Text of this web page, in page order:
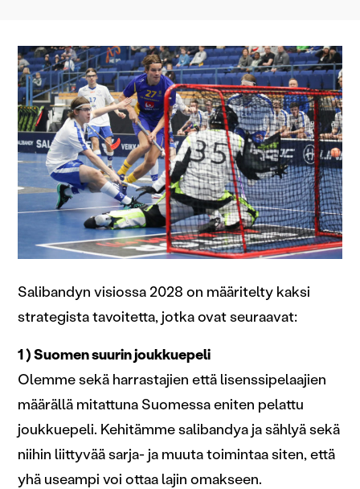
Salibandyn visiossa 2028 on määritelty kaksi
strategista tavoitetta, jotka ovat seuraavat:
1 ) Suomen suurin joukkuepeli
Olemme sekä harrastajien että lisenssipelaajien
määrällä mitattuna Suomessa eniten pelattu
joukkuepeli. Kehitämme salibandya ja sählyä sekä
niihin liittyvää sarja- ja muuta toimintaa siten, että
yhä useampi voi ottaa lajin omakseen.